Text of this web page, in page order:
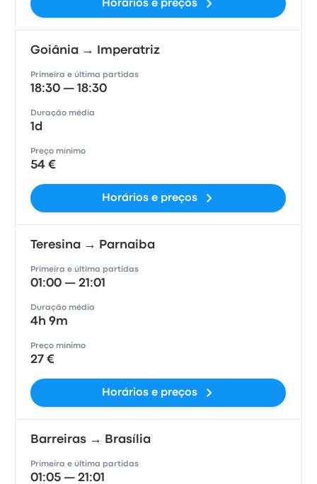
Horários e preços
Goiânia → Imperatriz
Primeira e última partidas
18:30 — 18:30
Duração média
1d
Preço mínimo
54 €
Horários e preços
Teresina → Parnaiba
Primeira e última partidas
01:00 — 21:01
Duração média
4h 9m
Preço mínimo
27 €
Horários e preços
Barreiras → Brasília
Primeira e última partidas
01:05 — 21:01